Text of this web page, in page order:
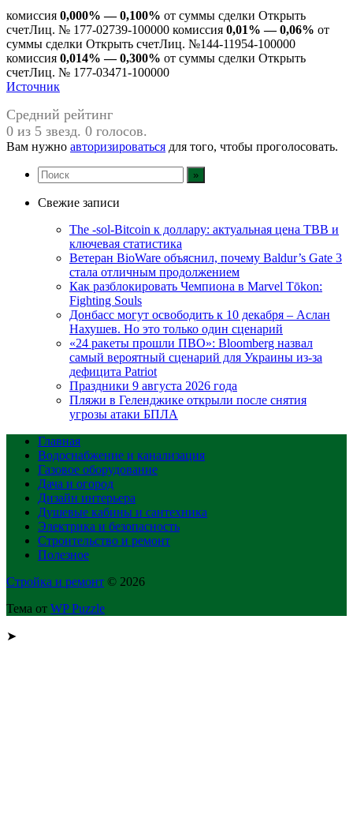
комиссия 0,000% — 0,100% от суммы сделки Открыть
счетЛиц. № 177-02739-100000 комиссия 0,01% — 0,06% от
суммы сделки Открыть счетЛиц. №144-11954-100000
комиссия 0,014% — 0,300% от суммы сделки Открыть
счетЛиц. № 177-03471-100000
Источник
Средний рейтинг
0 из 5 звезд. 0 голосов.
Вам нужно авторизироваться для того, чтобы проголосовать.
Свежие записи
The -sol-Bitcoin к доллару: актуальная цена TBB и
ключевая статистика
Ветеран BioWare объяснил, почему Baldur’s Gate 3
стала отличным продолжением
Как разблокировать Чемпиона в Marvel Tōkon:
Fighting Souls
Донбасс могут освободить к 10 декабря – Аслан
Нахушев. Но это только один сценарий
«24 ракеты прошли ПВО»: Bloomberg назвал
самый вероятный сценарий для Украины из-за
дефицита Patriot
Праздники 9 августа 2026 года
Пляжи в Геленджике открыли после снятия
угрозы атаки БПЛА
Главная
Водоснабжение и канализация
Газовое оборудование
Дача и огород
Дизайн интерьера
Душевые кабины и сантехника
Электрика и безопасность
Строительство и ремонт
Полезное
Стройка и ремонт © 2026
Тема от WP Puzzle
➤